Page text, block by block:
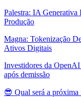
Palestra: IA Generativa
Produção
Magna: Tokenização
Ativos Digitais
Investidores da
após demissão
😎 Qual será a próxima